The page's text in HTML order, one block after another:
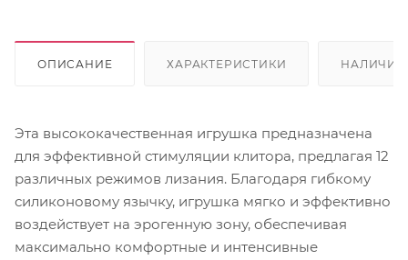
ОПИСАНИЕ ХАРАКТЕРИСТИКИ НАЛИЧИЕ
Эта высококачественная игрушка предназначена
для эффективной стимуляции клитора, предлагая 12
различных режимов лизания. Благодаря гибкому
силиконовому язычку, игрушка мягко и эффективно
воздействует на эрогенную зону, обеспечивая
максимально комфортные и интенсивные